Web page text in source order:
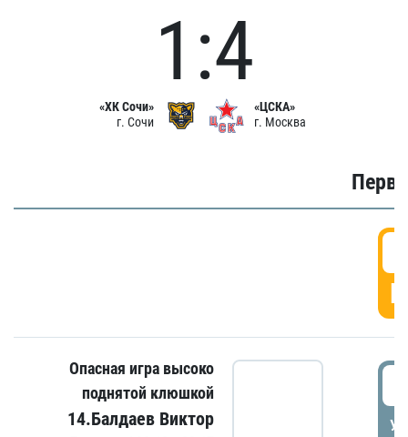
«ХК Сочи»
г. Сочи
1:4
«ЦСКА»
г. Москва
Опасная игра высоко
поднятой клюшкой
14.Балдаев Виктор